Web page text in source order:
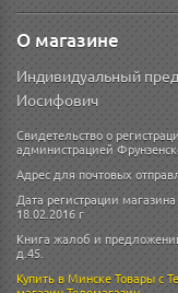
О магазине
Индивидуальный
Иосифович
Свидетельство о
администрацией
Адрес для почтовых
Дата регистрации
18.02.2016 г
Книга жалоб и
д.45.
Купить в МинскеТовары с